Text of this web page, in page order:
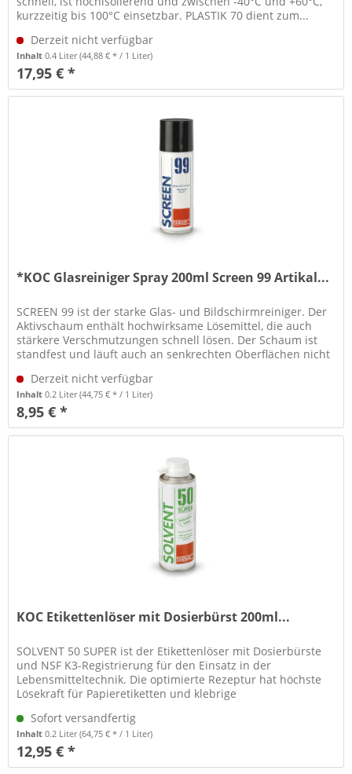
kurzzeitig bis 100°C einsetzbar. PLASTIK 70 dient zum...
Derzeit nicht verfügbar
Inhalt0.4 Liter(44,88 € * / 1 Liter)
17,95 € *
*KOC Glasreiniger Spray 200ml Screen 99 Artikal...
SCREEN 99 ist der starke Glas- und Bildschirmreiniger. Der
Aktivschaum enthält hochwirksame Lösemittel, die auch
stärkere Verschmutzungen schnell lösen. Der Schaum ist
standfest und läuft auch an senkrechten Oberflächen nicht
Derzeit nicht verfügbar
Inhalt0.2 Liter(44,75 € * / 1 Liter)
8,95 € *
KOC Etikettenlöser mit Dosierbürst 200ml...
SOLVENT 50 SUPER ist der Etikettenlöser mit Dosierbürste
und NSF K3-Registrierung für den Einsatz in der
Lebensmitteltechnik. Die optimierte Rezeptur hat höchste
Lösekraft für Papieretiketten und klebrige
Sofort versandfertig
Inhalt0.2 Liter(64,75 € * / 1 Liter)
12,95 € *